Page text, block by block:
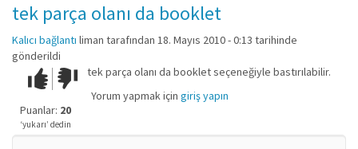
tek parça olanı da booklet
Kalıcı bağlantı liman tarafından 18. Mayıs 2010 - 0:13 tarihinde
gönderildi
Çok iyi!O
kadar
iyi
değil!
Puanlar: 20
‘yukarı’ dedin
tek parça olanı da booklet seçeneğiyle bastırılabilir.
Yorum yapmak için giriş yapın